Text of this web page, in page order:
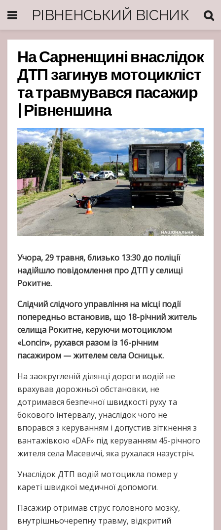
РІВНЕНСЬКИЙ ВІСНИК
На Сарненщині внаслідок
ДТП загинув мотоцикліст
та травмувався пасажир
| Рівненшина
Учора, 29 травня, близько 13:30 до поліції
надійшло повідомлення про ДТП у селищі
Рокитне.
Слідчий слідчого управління на місці події
попередньо встановив, що 18-річний житель
селища Рокитне, керуючи мотоциклом
«Loncin», рухався разом із 16-річним
пасажиром — жителем села Осницьк.
На заокругленій ділянці дороги водій не
врахував дорожньої обстановки, не
дотримався безпечної швидкості руху та
бокового інтервалу, унаслідок чого не
впорався з керуванням і допустив зіткнення з
вантажівкою «DAF» під керуванням 45-річного
жителя села Масевичі, яка рухалася назустріч.
Унаслідок ДТП водій мотоцикла помер у
кареті швидкої медичної допомоги.
Пасажир отримав струс головного мозку,
внутрішньочерепну травму, відкритий